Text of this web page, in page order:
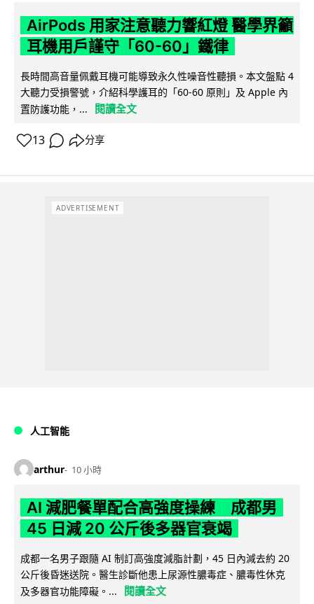
AirPods 用家注意聽力響紅燈 醫學界籲
耳機用戶謹守「60-60」鐵律
長時間高音量佩戴耳機可能導致永久性噪音性聽損。本文盤點 4
大聽力受損警號，介紹科學護耳的「60-60 原則」及 Apple 內
置防護功能，...
閱讀全文
13 分享
ADVERTISEMENT
人工智能
arthur 10 小時
AI 減肥餐單配合高強度操練 成都男
45 日減 20 公斤後多器官衰竭
成都一名男子跟隨 AI 制訂高強度減脂計劃，45 日內減去約 20
公斤後昏迷送院。醫生診斷他患上尿源性膿毒症、膿毒性休克
及多器官功能障礙。...
閱讀全文